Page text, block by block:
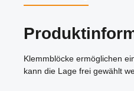
Klemmblöcke ermöglichen
kann die Lage frei gewählt